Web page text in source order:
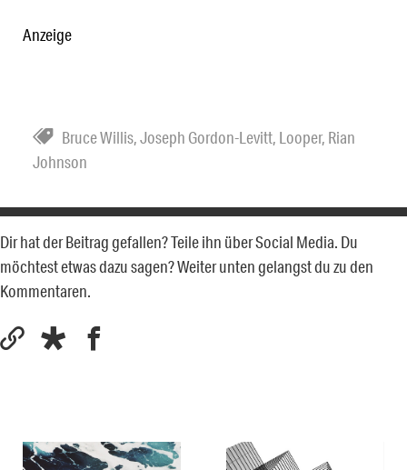
Anzeige
Bruce Willis,Joseph Gordon-Levitt, Looper, Rian
Johnson
Dir hat der Beitrag gefallen? Teile ihn über Social Media. Du
möchtest etwas dazu sagen? Weiter unten gelangst du zu den
Kommentaren.